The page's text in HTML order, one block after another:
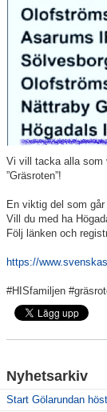
Hyra Klubbstuga
Vi vill tacka alla som
”Gräsroten”!
En viktig del som
Vill du med ha
Följ länken och
https://
#HISfamiljen
Nyhetsarkiv
Start Gölarundan